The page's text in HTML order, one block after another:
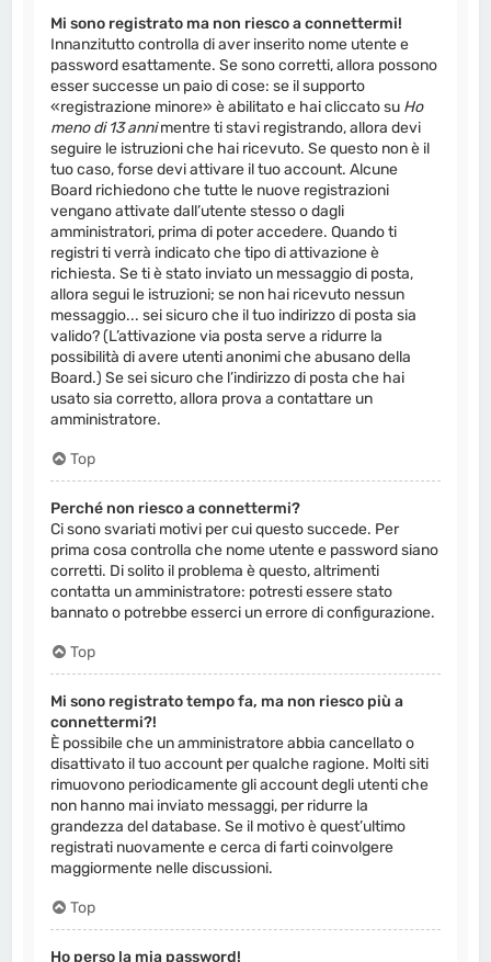
Mi sono registrato ma non riesco a connettermi!
Innanzitutto controlla di aver inserito nome utente e
password esattamente. Se sono corretti, allora possono
esser successe un paio di cose: se il supporto
«registrazione minore» è abilitato e hai cliccato su Ho
meno di 13 annimentre ti stavi registrando, allora devi
seguire le istruzioni che hai ricevuto. Se questo non è il
tuo caso, forse devi attivare il tuo account. Alcune
Board richiedono che tutte le nuove registrazioni
vengano attivate dall’utente stesso o dagli
amministratori, prima di poter accedere. Quando ti
registri ti verrà indicato che tipo di attivazione è
richiesta. Se ti è stato inviato un messaggio di posta,
allora segui le istruzioni; se non hai ricevuto nessun
messaggio... sei sicuro che il tuo indirizzo di posta sia
valido? (L’attivazione via posta serve a ridurre la
possibilità di avere utenti anonimi che abusano della
Board.) Se sei sicuro che l’indirizzo di posta che hai
usato sia corretto, allora prova a contattare un
amministratore.
Top
Perché non riesco a connettermi?
Ci sono svariati motivi per cui questo succede. Per
prima cosa controlla che nome utente e password siano
corretti. Di solito il problema è questo, altrimenti
contatta un amministratore: potresti essere stato
bannato o potrebbe esserci un errore di configurazione.
Top
Mi sono registrato tempo fa, ma non riesco più a
connettermi?!
È possibile che un amministratore abbia cancellato o
disattivato il tuo account per qualche ragione. Molti siti
rimuovono periodicamente gli account degli utenti che
non hanno mai inviato messaggi, per ridurre la
grandezza del database. Se il motivo è quest’ultimo
registrati nuovamente e cerca di farti coinvolgere
maggiormente nelle discussioni.
Top
Ho perso la mia password!